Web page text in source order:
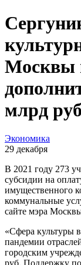
Москвы
млрд
Экономика
29 декабря
В 2021 году 273
субсидии на
имущественного
коммунальные
сайте мэра
«Сфера культуры
пандемии
городским
руб. Поддержку